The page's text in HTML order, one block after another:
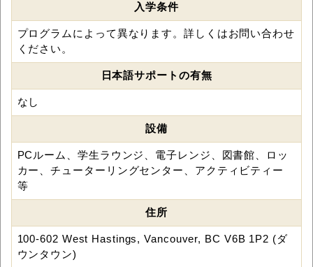
入学条件
プログラムによって異なります。詳しくはお問い合わせ
ください。
日本語サポートの有無
なし
設備
PCルーム、学生ラウンジ、電子レンジ、図書館、ロッ
カー、チューターリングセンター、アクティビティー
等
住所
100-602 West Hastings, Vancouver, BC V6B 1P2 (ダ
ウンタウン)